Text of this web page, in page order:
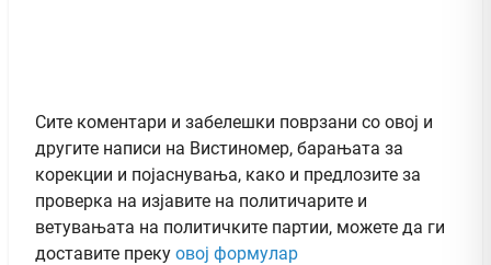
Сите коментари и забелешки поврзани со овој и
другите написи на Вистиномер, барањата за
корекции и појаснувања, како и предлозите за
проверка на изјавите на политичарите и
ветувањата на политичките партии, можете да ги
доставите преку овој формулар